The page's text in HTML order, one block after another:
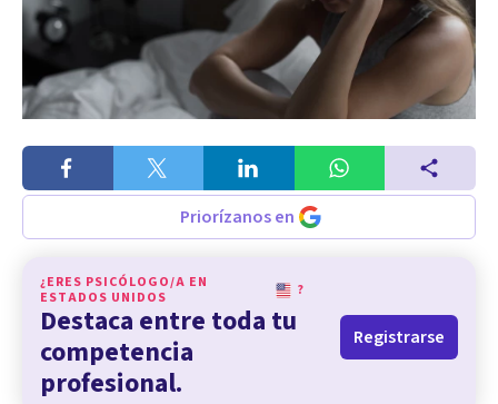
Priorízanos en
¿ERES PSICÓLOGO/A EN
ESTADOS UNIDOS
?
Destaca entre toda tu
competencia
profesional.
Registrarse